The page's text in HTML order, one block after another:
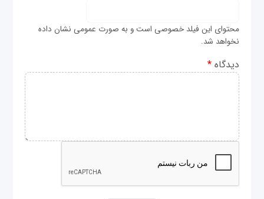
محتوای این فیلد خصوصی است و به صورت عمومی نشان داده
نخواهد شد.
دیدگاه*